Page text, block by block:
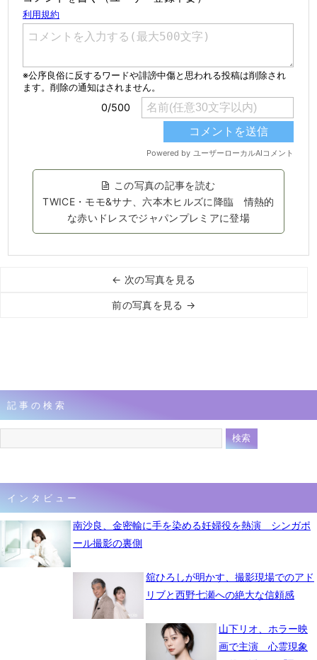
この写真の記事を読む
TWICE・モモ&サナ、六本木ヒルズに降臨 情熱的
な赤いドレスでジャパンプレミアに登場
← 次の写真を見る
前の写真を見る →
記事の検索
インタビュー
南沙良、金密輸に手を染める妊婦役を熱演 シンガポ
ール撮影の裏側
舘ひろしが明かす、撮影現場でのアド
リブと西野七瀬への絶大な信頼感
山下リオ、ホラー映
画で主演 心霊現象